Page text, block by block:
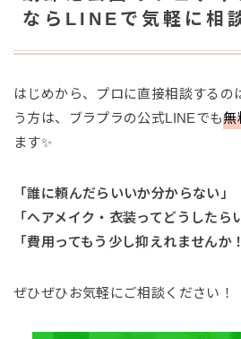
ならLINEで気軽に相
はじめから、プロに直接相談するの
う方は、ブラプラの公式LINEでも無
ます✨
「誰に頼んだらいいか分からない」
「ヘアメイク・衣装ってどうしたら
「費用ってもう少し抑えれませんか
ぜひぜひお気軽にご相談ください！